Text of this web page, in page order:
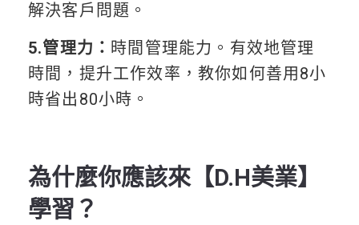
解決客戶問題。
5.管理力： 時間管理能力。有效地管理
時間，提升工作效率，教你如何善用8小
時省出80小時。
為什麼你應該來【D.H美業】
學習？